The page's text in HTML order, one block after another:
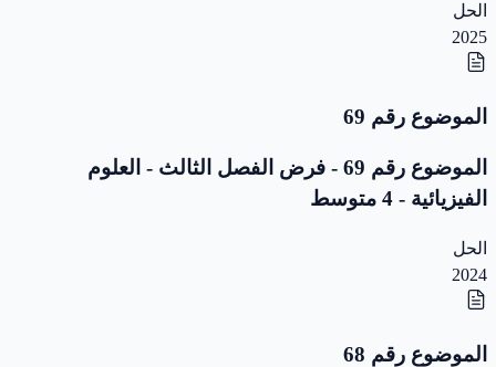
الحل
2025
الموضوع رقم 69
الموضوع رقم 69 - فرض الفصل الثالث - العلوم
الفيزيائية - 4 متوسط
الحل
2024
الموضوع رقم 68